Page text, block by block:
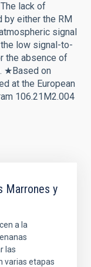
lack of
by either the RM
signal
low signal-to-
the absence of
★Based on
at the European
106.21M2.004
Marrones y
a la
las
varias etapas